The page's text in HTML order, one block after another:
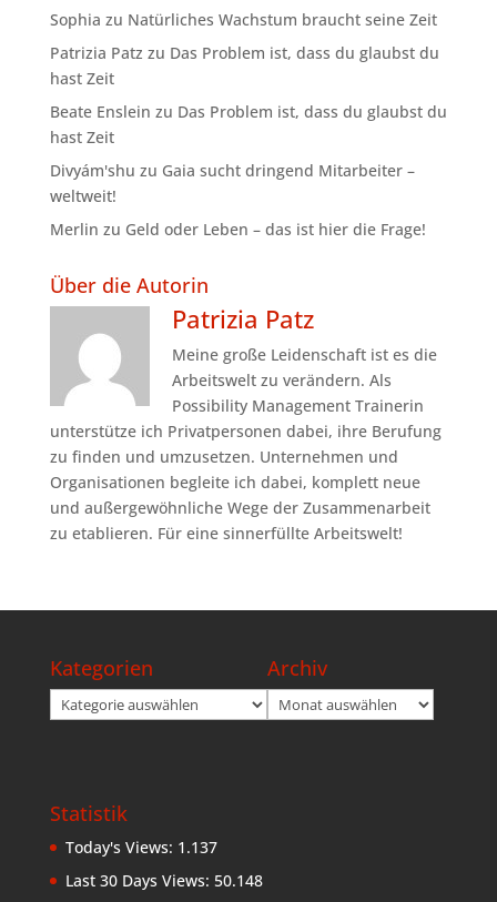
Sophia zu Natürliches Wachstum braucht seine Zeit
Patrizia Patz zu Das Problem ist, dass du glaubst du
hast Zeit
Beate Enslein zu Das Problem ist, dass du glaubst du
hast Zeit
Divyám'shu zu Gaia sucht dringend Mitarbeiter –
weltweit!
Merlin zu Geld oder Leben – das ist hier die Frage!
Über die Autorin
Patrizia Patz
Meine große Leidenschaft ist es die
Arbeitswelt zu verändern. Als
Possibility Management Trainerin
unterstütze ich Privatpersonen dabei, ihre Berufung
zu finden und umzusetzen. Unternehmen und
Organisationen begleite ich dabei, komplett neue
und außergewöhnliche Wege der Zusammenarbeit
zu etablieren. Für eine sinnerfüllte Arbeitswelt!
Kategorien
Kategorien
Archiv
Archiv
Statistik
Today's Views: 1.137
Last 30 Days Views: 50.148